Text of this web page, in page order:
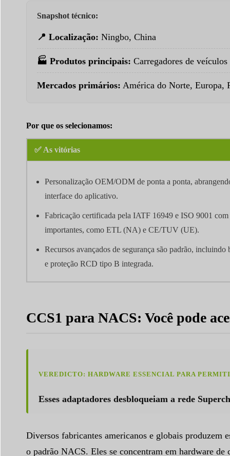
Snapshot técnico:
📍 Localização: Ningbo, China
🏭 Produtos principais: Carregadores de
Mercados primários: América do Norte, Europa,
Por que os selecionamos:
✅ As vitórias
Personalização OEM/ODM de ponta a ponta,
interface do aplicativo.
Fabricação certificada pela IATF 16949 e ISO 9001
importantes, como ETL (NA) e CE/TUV (UE).
Recursos avançados de segurança são padrão,
e proteção RCD tipo B integrada.
CCS1 para NACS: Você pode
VEREDICTO: HARDWARE ESSENCIAL PARA
Esses adaptadores desbloqueiam a rede
Diversos fabricantes americanos e globais produzem
o padrão NACS. Eles se concentram em hardware